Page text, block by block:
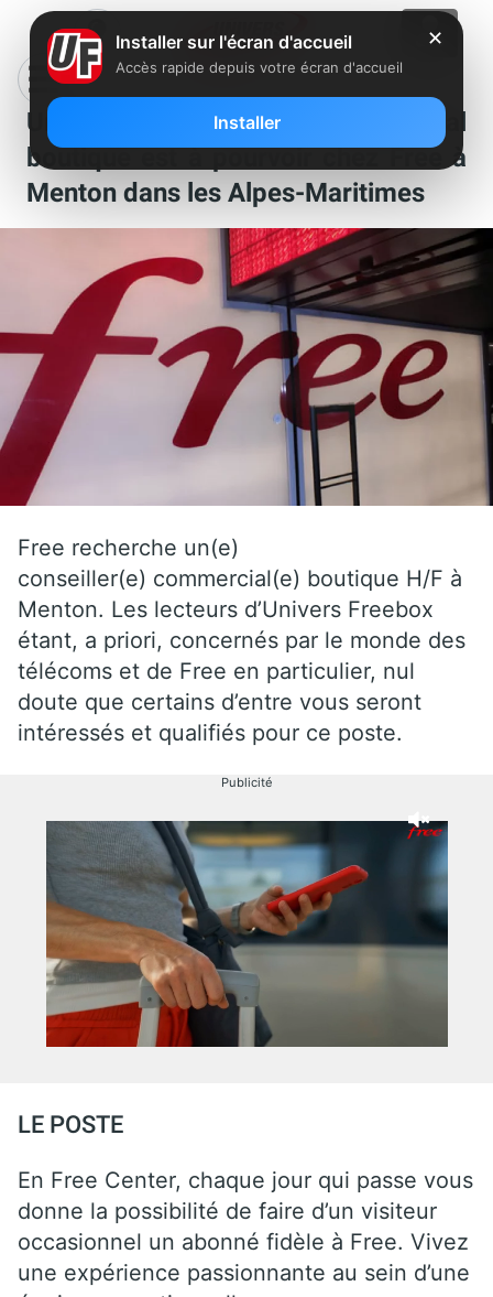
Un poste de conseiller commercial
boutique est à pourvoir chez Free à
Menton dans les Alpes-Maritimes
Free recherche un(e)
conseiller(e) commercial(e) boutique H/F à
Menton. Les lecteurs d’Univers Freebox
étant, a priori, concernés par le monde des
télécoms et de Free en particulier, nul
doute que certains d’entre vous seront
intéressés et qualifiés pour ce poste.
Publicité
LE POSTE
En Free Center, chaque jour qui passe vous
donne la possibilité de faire d’un visiteur
occasionnel un abonné fidèle à Free. Vivez
une expérience passionnante au sein d’une
✕
Installer sur l'écran d'accueil
Accès rapide depuis votre écran d'accueil
Installer